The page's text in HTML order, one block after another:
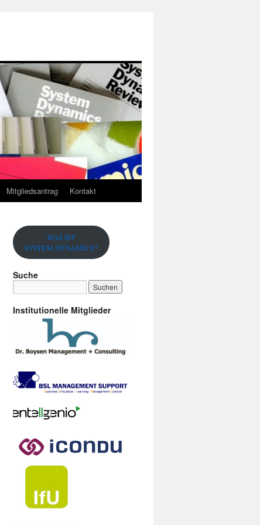
Mitgliedsantrag Kontakt
WAS IST
SYSTEM DYNAMICS?
Suche
Institutionelle Mitglieder